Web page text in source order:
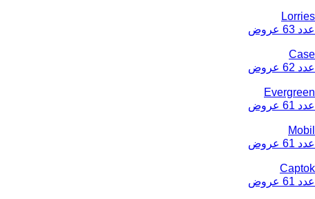
Lorries
عدد 63 عروض
Case
عدد 62 عروض
Evergreen
عدد 61 عروض
Mobil
عدد 61 عروض
Captok
عدد 61 عروض